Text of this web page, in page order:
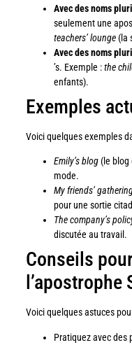
Avec des noms
seulement une
teachers’ lounge(la
Avec des noms
’s. Exemple :the
enfants).
Exemples
Voici quelques exemples
Emily’s blog(le blog
mode.
My friends’
pour une sortie
The company’s
discutée au travail.
Conseils
l’apostrophe
Voici quelques astuces
Pratiquez avec des